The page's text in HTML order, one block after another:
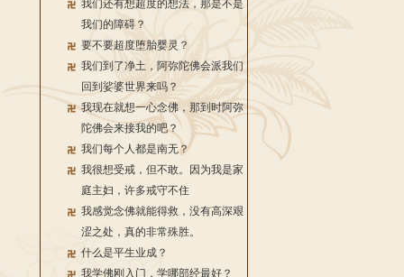
我们还有想超度的想法，那是不是
我们的障碍？
要不要超度堕胎婴灵？
我们到了净土，阿弥陀佛会派我们
回到娑婆世界来吗？
我现在就想一心念佛，那到时阿弥
陀佛会来接我的吧？
我们每个人都是南无？
我很想受戒，但不敢。因为我是家
庭主妇，许多戒守不住
我感觉念佛就能得救，没有高深艰
涩之处，真的非常殊胜。
什么是平生业成？
我学佛刚入门，学哪部经最好？